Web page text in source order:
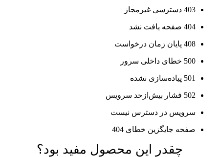
403 دسترسی غیرمجاز
404 صفحه یافت نشد
408 پایان زمان درخواست
500 خطای داخلی سرور
501 پیاده‌سازی نشده
502 فشار بیش‌ازحد سرویس
سرویس در دسترس نیست
صفحه جایگزین خطای 404
چقدر این محصول مفید بود؟